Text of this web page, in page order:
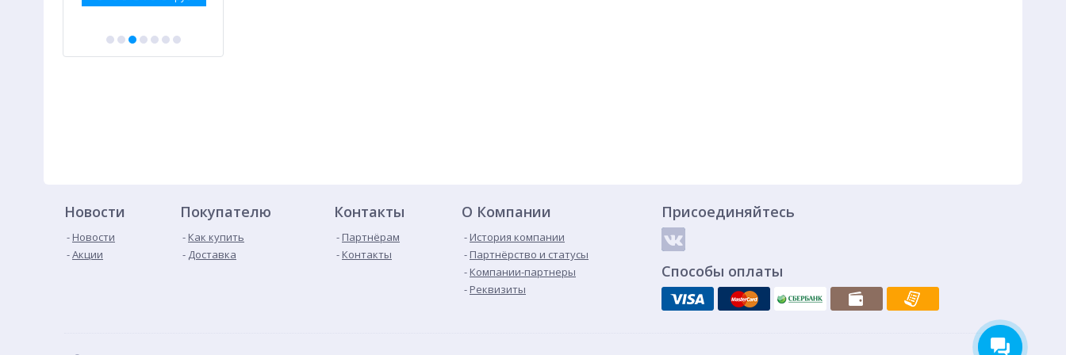
Новости
Новости
Акции
Покупателю
Как купить
Доставка
Контакты
Партнёрам
Контакты
О Компании
История компании
Партнёрство и статусы
Компании-партнеры
Реквизиты
Присоединяйтесь
Способы оплаты